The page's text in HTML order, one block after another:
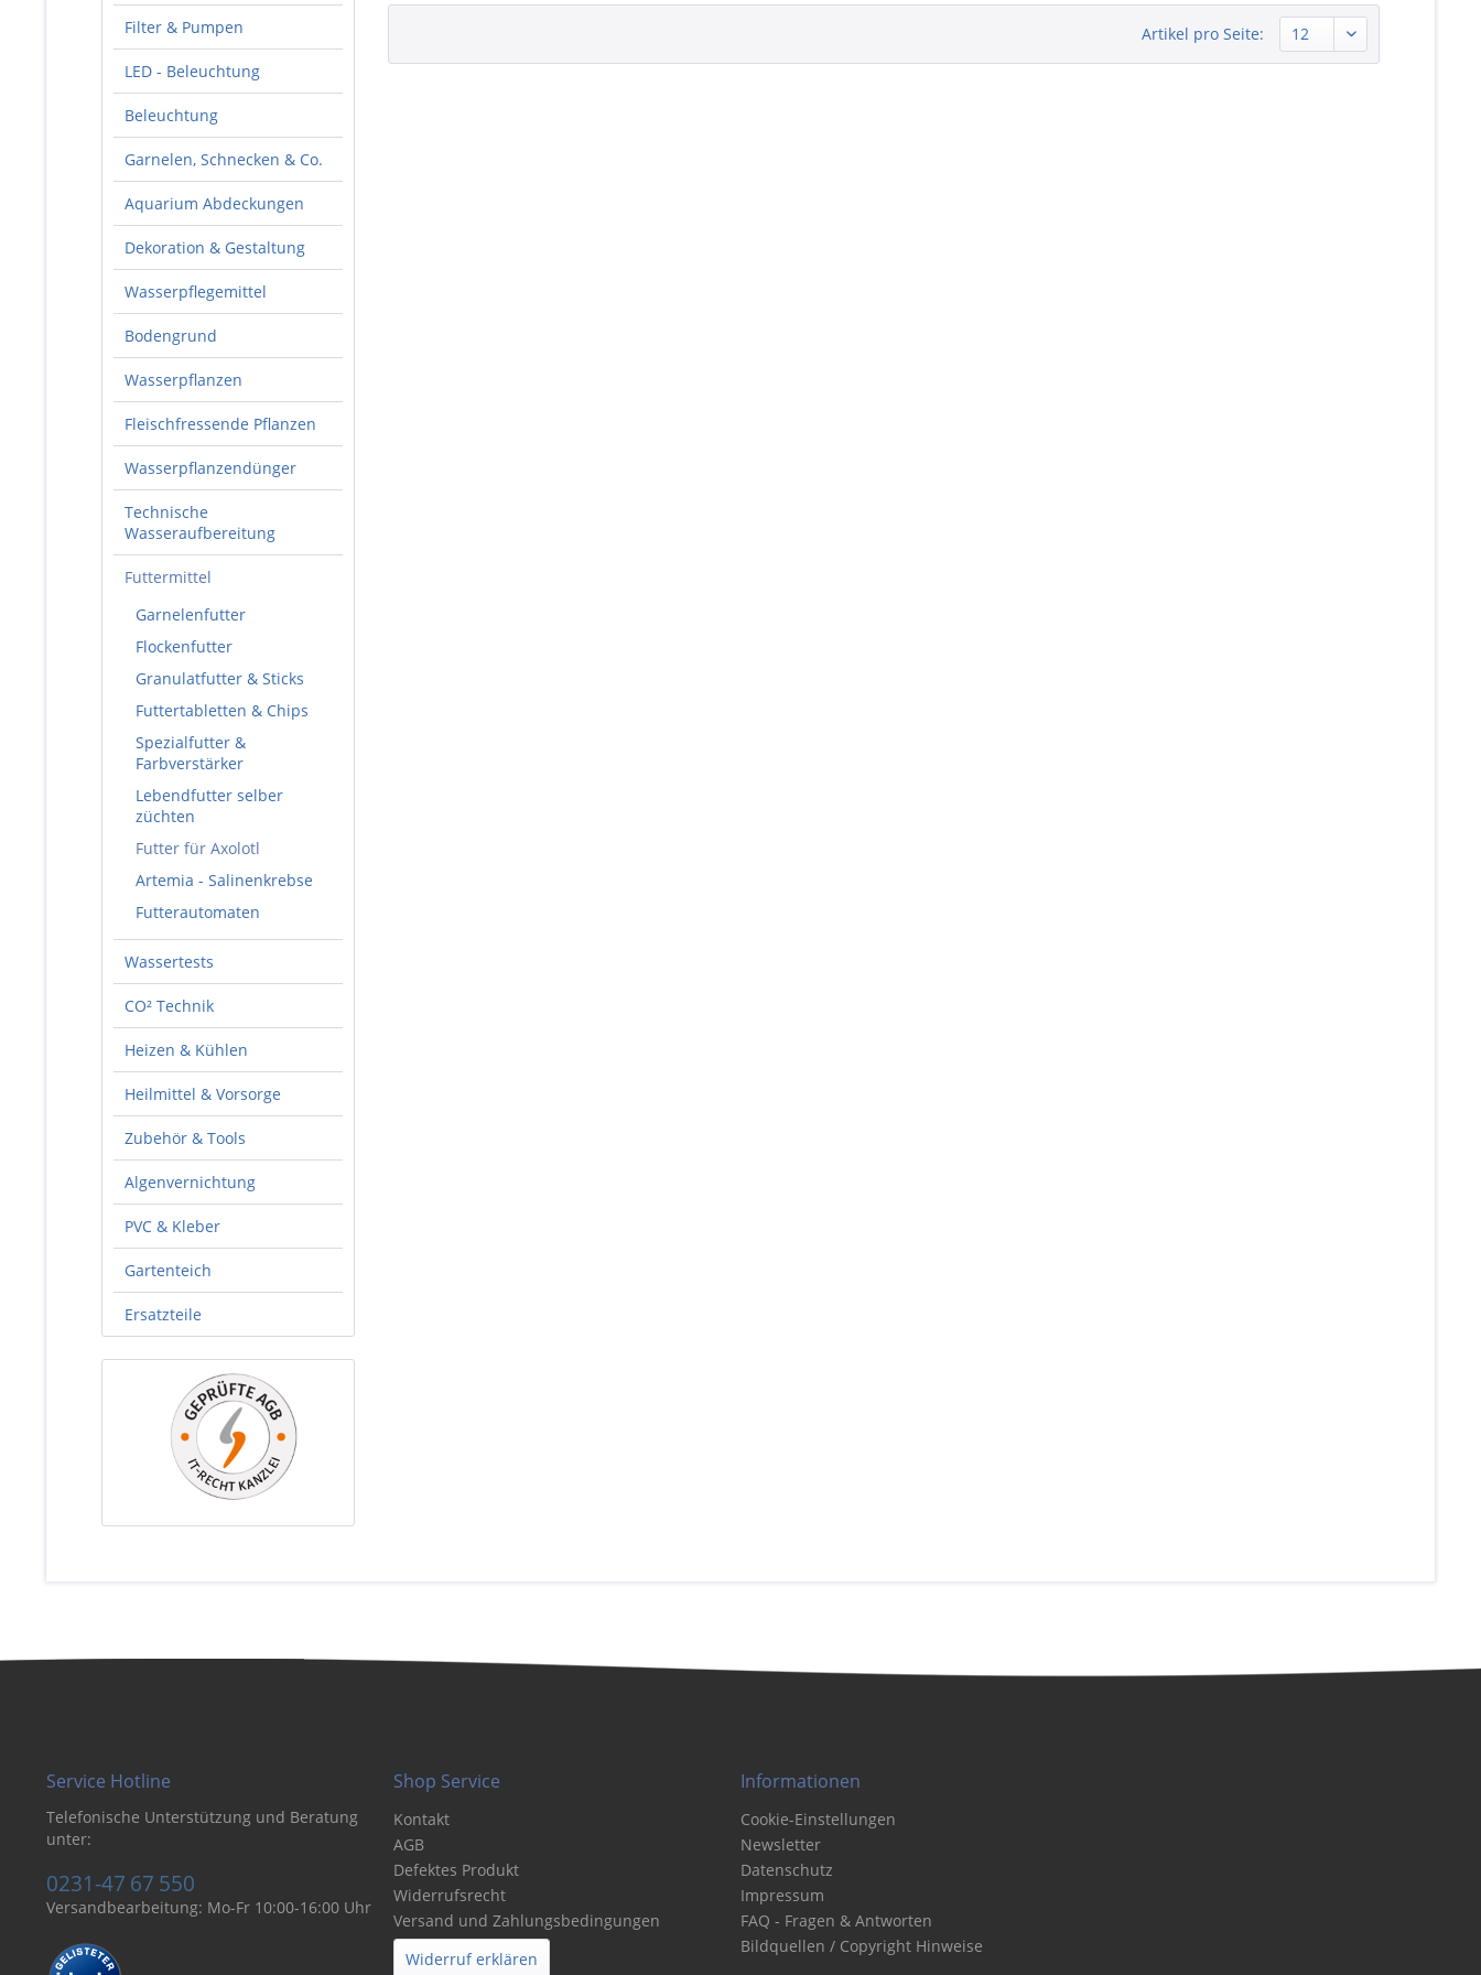
Filter & Pumpen
LED - Beleuchtung
Beleuchtung
Garnelen, Schnecken & Co.
Aquarium Abdeckungen
Dekoration & Gestaltung
Wasserpflegemittel
Bodengrund
Wasserpflanzen
Fleischfressende Pflanzen
Wasserpflanzendünger
Technische
Wasseraufbereitung
Futtermittel
Garnelenfutter
Flockenfutter
Granulatfutter & Sticks
Futtertabletten & Chips
Spezialfutter &
Farbverstärker
Lebendfutter selber
züchten
Futter für Axolotl
Artemia - Salinenkrebse
Futterautomaten
Wassertests
CO² Technik
Heizen & Kühlen
Heilmittel & Vorsorge
Zubehör & Tools
Algenvernichtung
PVC & Kleber
Gartenteich
Ersatzteile
Artikel pro Seite:
Service Hotline
Telefonische Unterstützung und Beratung
unter:
0231-47 67 550
Versandbearbeitung: Mo-Fr 10:00-16:00 Uhr
Shop Service
Kontakt
AGB
Defektes Produkt
Widerrufsrecht
Versand und Zahlungsbedingungen
Widerruf erklären
Informationen
Cookie-Einstellungen
Newsletter
Datenschutz
Impressum
FAQ - Fragen & Antworten
Bildquellen / Copyright Hinweise